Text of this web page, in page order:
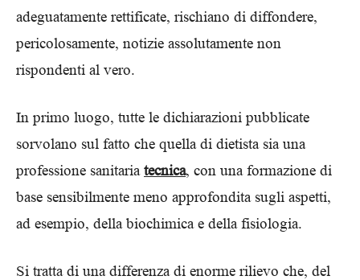
adeguatamente rettificate, rischiano di diffondere,
pericolosamente, notizie assolutamente non
rispondenti al vero.
In primo luogo, tutte le dichiarazioni pubblicate
sorvolano sul fatto che quella di dietista sia una
professione sanitariatecnica, con una formazione di
base sensibilmente meno approfondita sugli aspetti,
ad esempio, della biochimica e della fisiologia.
Si tratta di una differenza di enorme rilievo che, del